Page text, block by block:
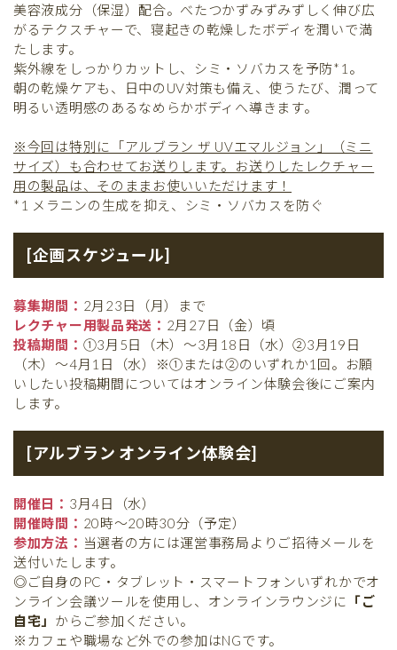
美容液成分（保湿）配合。べたつかずみずみずしく伸び広
がるテクスチャーで、寝起きの乾燥したボディを潤いで満
たします。
紫外線をしっかりカットし、シミ・ソバカスを予防*1。
朝の乾燥ケアも、日中のUV対策も備え、使うたび、潤って
明るい透明感のあるなめらかボディへ導きます。
※今回は特別に「アルブラン ザ UVエマルジョン」（ミニ
サイズ）も合わせてお送りします。お送りしたレクチャー
用の製品は、そのままお使いいただけます！
*1 メラニンの生成を抑え、シミ・ソバカスを防ぐ
[企画スケジュール]
募集期間： 2月23日（月）まで
レクチャー用製品発送： 2月27日（金）頃
投稿期間： ①3月5日（木）〜3月18日（水）②3月19日
（木）〜4月1日（水）※①または②のいずれか1回。お願
いしたい投稿期間についてはオンライン体験会後にご案内
します。
[アルブラン オンライン体験会]
開催日： 3月4日（水）
開催時間： 20時〜20時30分（予定）
参加方法： 当選者の方には運営事務局よりご招待メールを
送付いたします。
◎ご自身のPC・タブレット・スマートフォンいずれかでオ
ンライン会議ツールを使用し、オンラインラウンジに
「ご
自宅」 からご参加ください。
※カフェや職場など外での参加はNGです。